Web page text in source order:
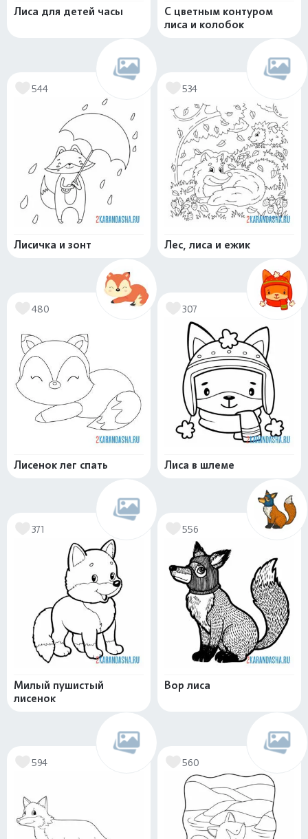
Лиса для детей часы
С цветным контуром
лиса и колобок
544
Лисичка и зонт
534
Лес, лиса и ежик
480
Лисенок лег спать
307
Лиса в шлеме
371
Милый пушистый
лисенок
556
Вор лиса
594 560